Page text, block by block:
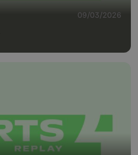
09/03/2026